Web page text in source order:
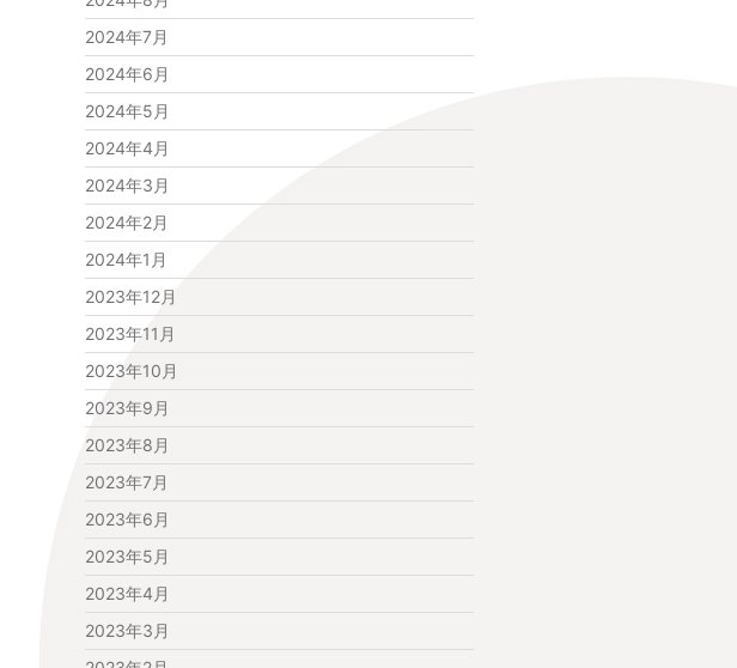
2024年7月
2024年6月
2024年5月
2024年4月
2024年3月
2024年2月
2024年1月
2023年12月
2023年11月
2023年10月
2023年9月
2023年8月
2023年7月
2023年6月
2023年5月
2023年4月
2023年3月